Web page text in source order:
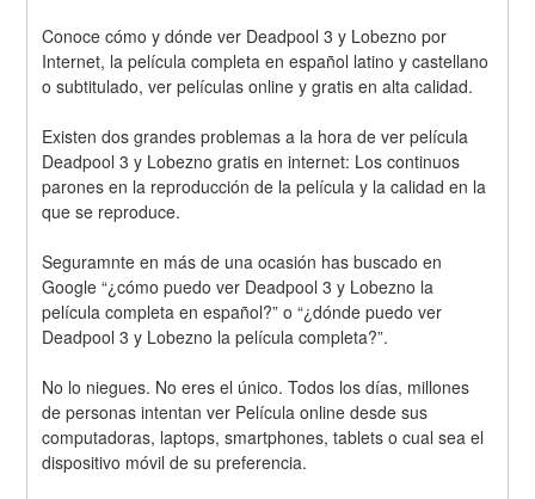
Conoce cómo y dónde ver Deadpool 3 y Lobezno por
Internet, la película completa en español latino y castellano
o subtitulado, ver películas online y gratis en alta calidad.
Existen dos grandes problemas a la hora de ver película
Deadpool 3 y Lobezno gratis en internet: Los continuos
parones en la reproducción de la película y la calidad en la
que se reproduce.
Seguramnte en más de una ocasión has buscado en
Google “¿cómo puedo ver Deadpool 3 y Lobezno la
película completa en español?” o “¿dónde puedo ver
Deadpool 3 y Lobezno la película completa?”.
No lo niegues. No eres el único. Todos los días, millones
de personas intentan ver Película online desde sus
computadoras, laptops, smartphones, tablets o cual sea el
dispositivo móvil de su preferencia.